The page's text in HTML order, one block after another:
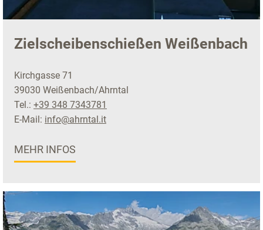
Zielscheibenschießen Weißenbach
Kirchgasse 71
39030 Weißenbach/Ahrntal
Tel.: +39 348 7343781
E-Mail: info@ahrntal.it
MEHR INFOS